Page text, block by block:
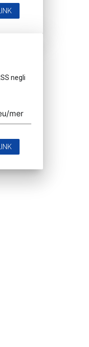
negli